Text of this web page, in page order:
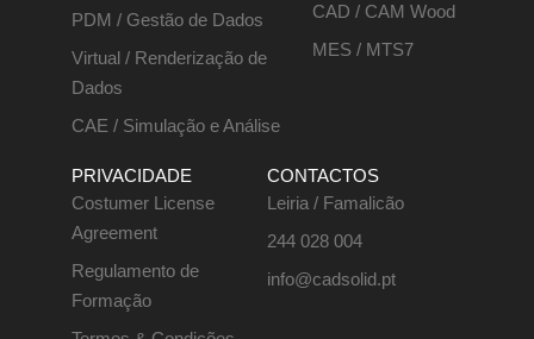
PDM / Gestão de Dados
Virtual / Renderização de
Dados
CAE / Simulação e Análise
CAD / CAM Wood
MES / MTS7
PRIVACIDADE
Costumer License
Agreement
Regulamento de
Formação
CONTACTOS
Leiria / Famalicão
244 028 004
info@cadsolid.pt